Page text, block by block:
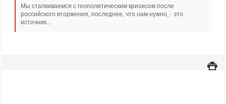
Мы сталкиваемся с геополитическим кризисом после
российского вторжения, последнее, что нам нужно, - это
источник...